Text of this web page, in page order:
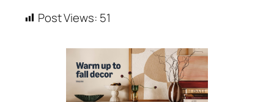
Post Views: 51